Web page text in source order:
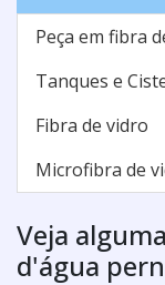
Peça em fibra
Tanques e
Fibra de vidro
Microfibra de
Veja
d'água